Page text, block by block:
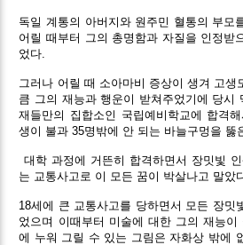
독일 계통의 아버지와 원주민 혈통의 부모
어릴 때부터 그의 총명함과 자질을 인정받
었다.
그러나 어릴 때 소아마비 증상이 생겨 고생
큼 그의 재능과 행운이 받쳐주었기에 당시
재들만의 집합소인 국립예비학교에 합격
생이 불과 35명밖에 안 되는 바늘구멍을 뚫
대학 과정에 거뜬히 합격하면서 장밋빛
는 교통사고로 이 모든 꿈이 박살나고 말았
18세에 큰 교통사고를 당하면서 모든 장밋
었으며 이때부터 미술에 대한 그의 재능이
에 누워 그릴 수 있는 그림은 자화상 밖에